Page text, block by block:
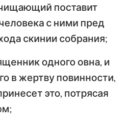
поставит
с ними пред
скинии собрания;
одного овна, и
в жертву повинности,
это, потрясая